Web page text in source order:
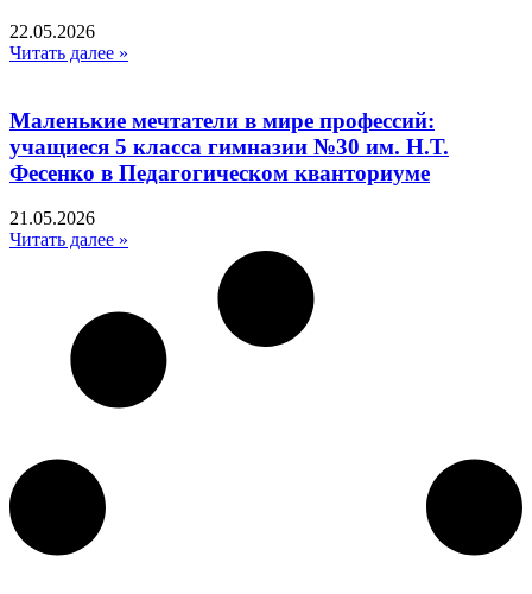
22.05.2026
Читать далее »
Маленькие мечтатели в мире профессий:
учащиеся 5 класса гимназии №30 им. Н.Т.
Фесенко в Педагогическом кванториуме
21.05.2026
Читать далее »